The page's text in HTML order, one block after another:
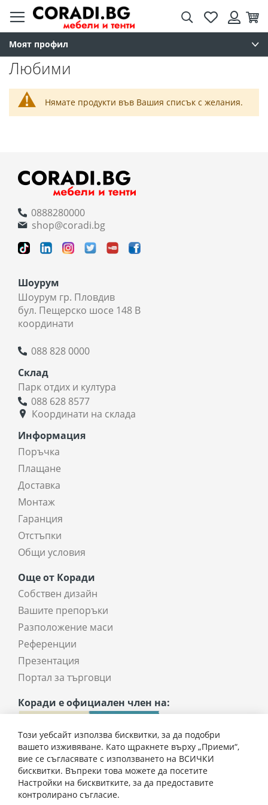
ТърсенеЛюбими
Вход
Любими
Нямате продукти във Вашия списък с желания.
Моят профил
0888280000
shop@coradi.bg
Шоурум
Шоурум гр. Пловдив
бул. Пещерско шосе 148 В
координати
088 828 0000
Склад
Парк отдих и култура
088 628 8577
Координати на склада
Информация
Поръчка
Плащане
Доставка
Монтаж
Гаранция
Отстъпки
Общи условия
Още от Коради
Собствен дизайн
Вашите препоръки
Разположение маси
Референции
Презентация
Портал за търговци
Коради е официален член на:
Този уебсайт използва бисквитки, за да подобри
вашето изживяване. Като щракнете върху „Приеми“,
вие се съгласявате с използването на ВСИЧКИ
бисквитки. Въпреки това можете да посетите
Настройки на бисквитките, за да предоставите
контролирано съгласие.